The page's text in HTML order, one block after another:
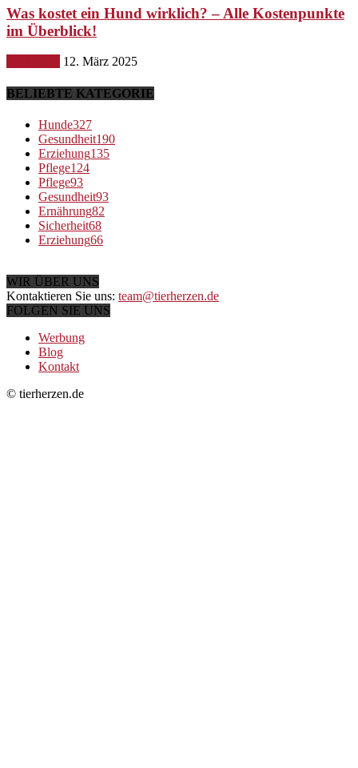
Was kostet ein Hund wirklich? – Alle Kostenpunkte
im Überblick!
12. März 2025
BELIEBTE KATEGORIE
Hunde327
Gesundheit190
Erziehung135
Pflege124
Pflege93
Gesundheit93
Ernährung82
Sicherheit68
Erziehung66
WIR ÜBER UNS
Kontaktieren Sie uns: team@tierherzen.de
FOLGEN SIE UNS
Werbung
Blog
Kontakt
© tierherzen.de